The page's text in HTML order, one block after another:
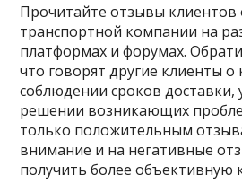
Прочитайте отзывы клиентов
транспортной компании на
платформах и форумах.
что говорят другие клиенты о
соблюдении сроков доставки,
решении возникающих
только положительным
внимание и на негативные
получить более объективную